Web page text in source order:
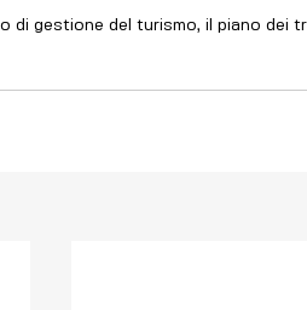
di gestione del turismo, il piano dei